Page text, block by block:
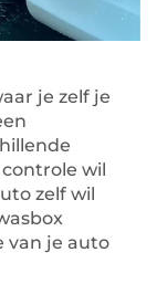
je zelf je
wil
zelf wil
van je auto